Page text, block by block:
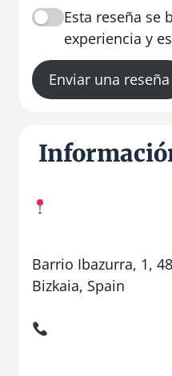
Esta reseña se
experiencia y
Enviar una reseña
Barrio Ibazurra, 1,
Bizkaia, Spain